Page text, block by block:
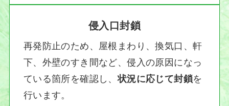
侵入口封鎖
再発防止のため、屋根まわり、換気口、軒
下、外壁のすき間など、侵入の原因になっ
ている箇所を確認し、状況に応じて封鎖を
行います。